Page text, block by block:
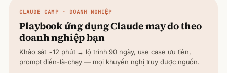
CLAUDE CAMP · DOANH NGHIỆP
Playbook ứng dụngClaudemay đo theo
doanh nghiệp bạn
Khảo sát ~12 phút → lộ trình 90 ngày, use case ưu tiên,
prompt điền-là-chạy — mọi khuyến nghị truy được nguồn.